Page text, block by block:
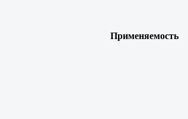
Применяемость